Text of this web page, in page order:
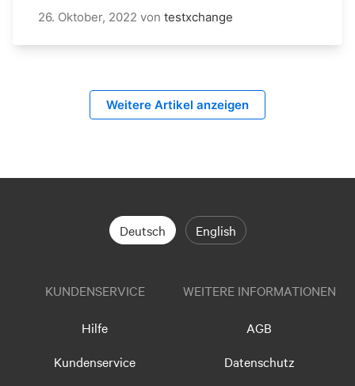
26. Oktober, 2022 von testxchange
Weitere Artikel anzeigen
Deutsch English
KUNDENSERVICE
Hilfe
Kundenservice
WEITERE INFORMATIONEN
AGB
Datenschutz